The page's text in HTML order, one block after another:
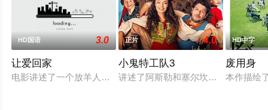
HD国语 3.0
让爱回家
电影讲述了一个放羊人吴鑫，为两只羊和他人发生冲突，失手
正片 4.0
小鬼特工队3
讲述了阿斯勒和塞尔坎在休产假期间
HD中字
废用身
本作描绘